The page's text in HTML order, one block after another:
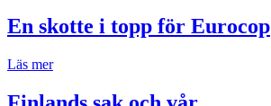
En skotte i topp för Eurocop
Läs mer